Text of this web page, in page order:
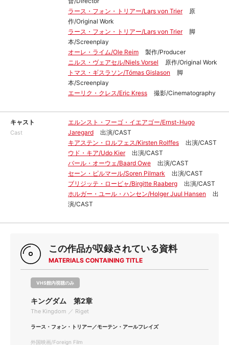
ラース・フォン・トリアー/Lars von Trier
原
作/Original Work
ラース・フォン・トリアー/Lars von Trier
脚
本/Screenplay
オーレ・ライム/Ole Reim
製作/Producer
ニルス・ヴェアセル/Niels Vorsel
原作/Original Work
トマス・ギスラソン/Tómas Gislason
脚
本/Screenplay
エーリク・クレス/Eric Kress
撮影/Cinematography
キャスト
Cast
エルンスト・フーゴ・イエアゴー/Ernst-Hugo
Jaregard
出演/CAST
キアステン・ロルフェス/Kirsten Rolffes
出演/CAST
ウド・キア/Udo Kier
出演/CAST
バール・オーウェ/Baard Owe
出演/CAST
セーン・ピルマール/Soren Pilmark
出演/CAST
ブリジッテ・ローピャ/Birgitte Raaberg
出演/CAST
ホルガー・ユール・ハンセン/Holger Juul Hansen
出
演/CAST
この作品が収録されている資料
MATERIALS CONTAINING TITLE
VHS館内視聴のみ
キングダム 第2章
The Kingdom ／ Riget
ラース・フォン・トリアー／モーテン・アールフレイズ
外国映画/Foreign Film